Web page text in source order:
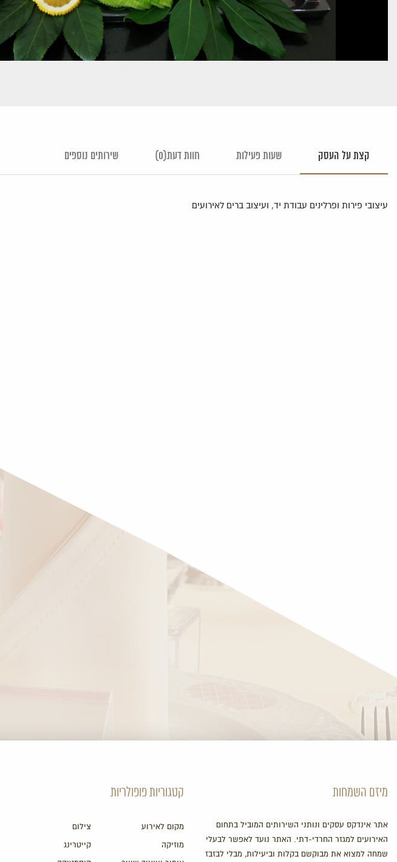
קצת על העסק שעות פעילות חוות דעת(0) שירותים נוספים
עיצובי פירות ופרלינים עבודת יד, ועיצוב ברים לאירועים
מיזם השמחות
אתר אינדקס עסקים ונותני השירותים המוביל בתחום
האירועים למגזר החרדי-דתי. האתר נועד לאפשר לבעלי
שמחה למצוא את מבוקשם בקלות וביעילות, מבלי לבזבז
קטגוריות פופולריות
מקום לאירוע
צילום
מוזיקה
קייטרינג